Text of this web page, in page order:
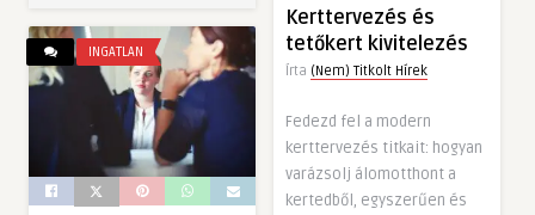
Kerttervezés és
tetőkert kivitelezés
Írta (Nem) Titkolt Hírek
Fedezd fel a modern
kerttervezés titkait: hogyan
varázsolj álomotthont a
kertedből, egyszerűen és
INGATLAN